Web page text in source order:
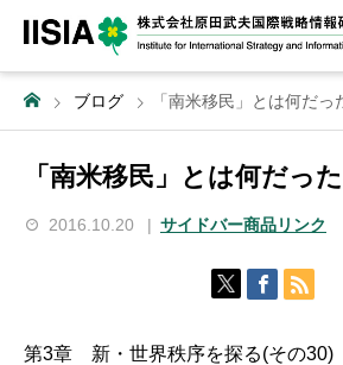
ブログ 「南米移民」とは何だっ
「南米移民」とは何だっ
2016.10.20 サイドバー商品リンク
第3章 新・世界秩序を探る(その30)